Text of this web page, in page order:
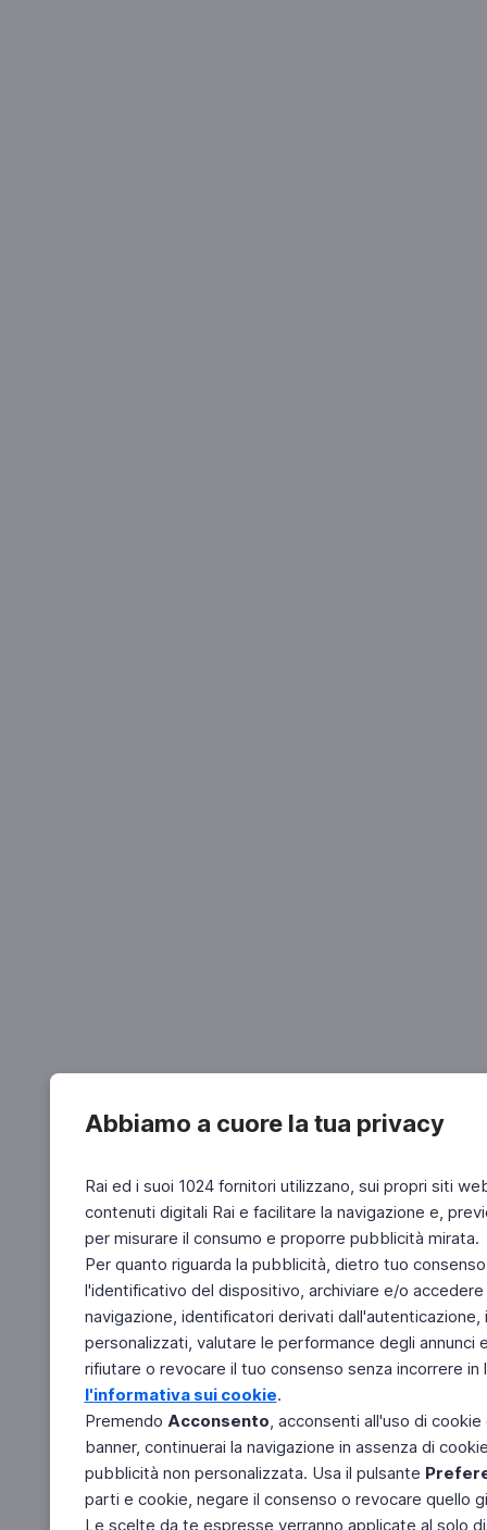
Abbiamo a cuore la tua privacy
Rai ed i suoi 1024 fornitori utilizzano, sui propri siti
contenuti digitali Rai e facilitare la navigazione e,
per misurare il consumo e proporre pubblicità mirata.
Per quanto riguarda la pubblicità, dietro tuo
l'identificativo del dispositivo, archiviare e/o
navigazione, identificatori derivati
personalizzati, valutare le performance degli
rifiutare o revocare il tuo consenso senza incorrere
l'informativa sui cookie.
Premendo Acconsento, acconsenti all'uso di
banner, continuerai la navigazione in assenza di
pubblicità non personalizzata. Usa il pulsante
parti e cookie, negare il consenso o revocare quello
Le scelte da te espresse verranno applicate al solo